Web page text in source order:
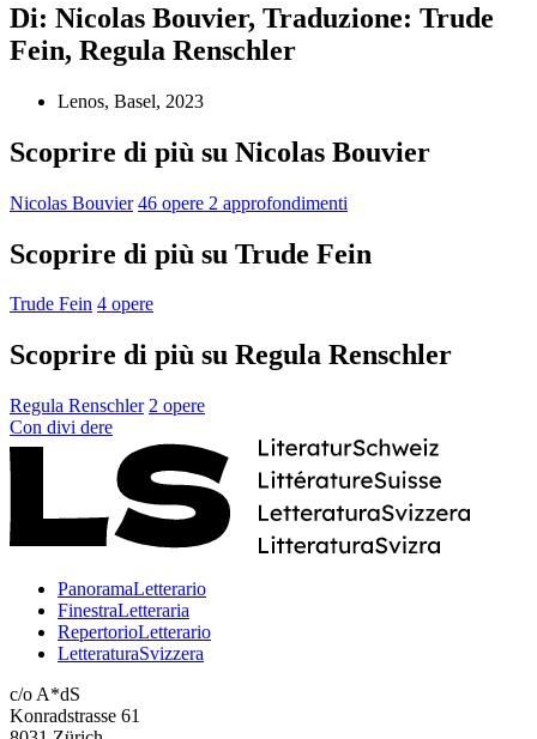
Di: Nicolas Bouvier, Traduzione: Trude
Fein, Regula Renschler
Lenos, Basel, 2023
Scoprire di più su Nicolas Bouvier
Nicolas Bouvier 46 opere 2 approfondimenti
Scoprire di più su Trude Fein
Trude Fein 4 opere
Scoprire di più su Regula Renschler
Regula Renschler 2 opere
Con divi dere
PanoramaLetterario
FinestraLetteraria
RepertorioLetterario
LetteraturaSvizzera
c/o A*dS
Konradstrasse 61